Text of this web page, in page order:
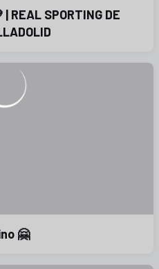
REAL SPORTING DE
🤗